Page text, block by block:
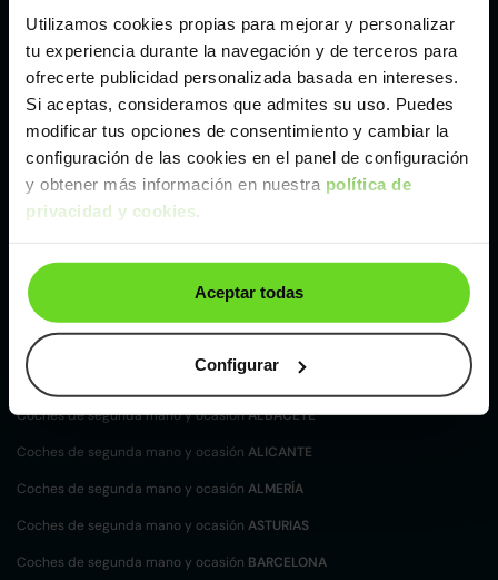
Utilizamos cookies propias para mejorar y personalizar
tu experiencia durante la navegación y de terceros para
ofrecerte publicidad personalizada basada en intereses.
Si aceptas, consideramos que admites su uso. Puedes
modificar tus opciones de consentimiento y cambiar la
configuración de las cookies en el panel de configuración
y obtener más información en nuestra política de
privacidad y cookies.
Aceptar todas
Configurar
Valencia
Zaragoza
Skoda Octavia de segunda mano y ocasión
Coches de segunda mano y ocasión por
localización
Coches de segunda mano y ocasiónALBACETE
Coches de segunda mano y ocasión ALICANTE
Coches de segunda mano y ocasión ALMERÍA
Coches de segunda mano y ocasión ASTURIAS
Coches de segunda mano y ocasión BARCELONA